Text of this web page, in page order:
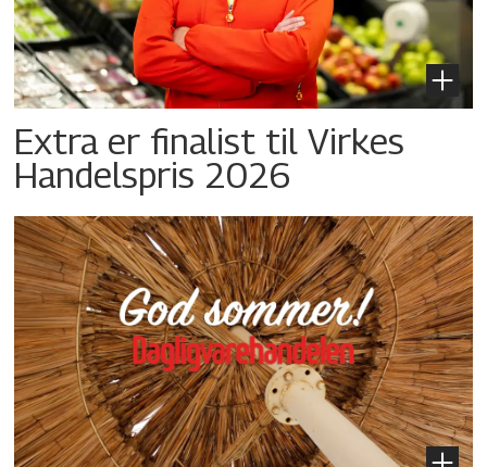
Extra er finalist til Virkes
Handelspris 2026